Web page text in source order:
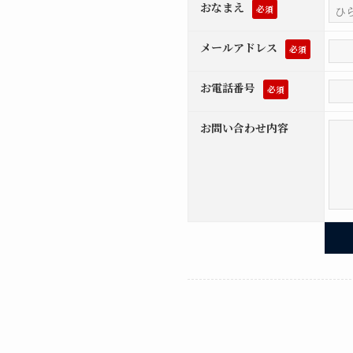
おなまえ 必須
メールアドレス 必須
お電話番号 必須
お問い合わせ内容